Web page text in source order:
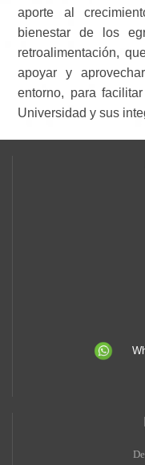
aporte al
bienestar de los
retroalimentación,
apoyar y
entorno, para
Universidad y sus